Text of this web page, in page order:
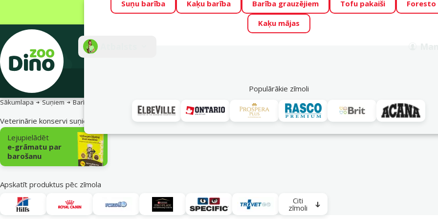
Visu mēnesi Dino Zoo piedāvā lieliskas cenas mīluļu TOP barībām! 🍖 →
Fotokonkurss “GADA ŪSAIŅI”! Varbūt tieši Tavs mīlulis būs 2027. gada
Suņu barība Kaķu barība Barība grauzējiem Tofu pakaiši
Foresto
Kaķu mājas
Populārākie zīmoli
Akciju piedāvājumi
Sākumlapa Suņiem Barība un gardumi suņiem Veterinārie konservi
Veterinārie konservi suņiem
Apakškategorija
Lejupielādēt
e-grāmatu par
barošanu
Apskatīt produktus pēc zīmola
Citi
zīmoli